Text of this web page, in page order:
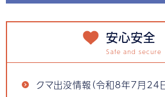
安心安全
クマ出没情報（令和8年7月24